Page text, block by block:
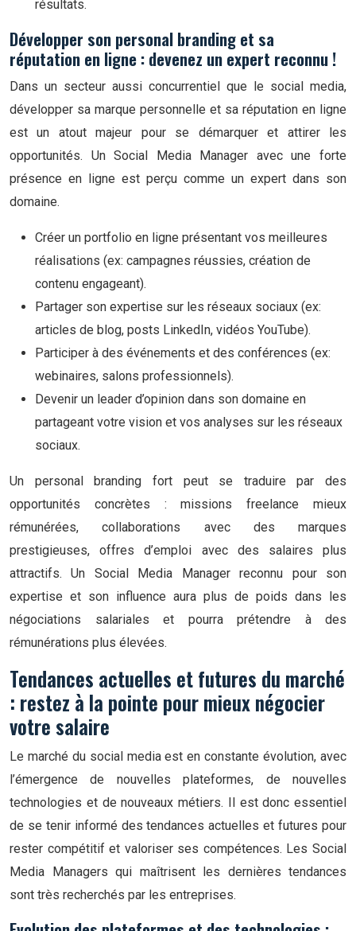
résultats.
Développer son personal branding et sa
réputation en ligne : devenez un expert reconnu !
Dans un secteur aussi concurrentiel que le social media,
développer sa marque personnelle et sa réputation en ligne
est un atout majeur pour se démarquer et attirer les
opportunités. Un Social Media Manager avec une forte
présence en ligne est perçu comme un expert dans son
domaine.
Créer un portfolio en ligne présentant vos meilleures
réalisations (ex: campagnes réussies, création de
contenu engageant).
Partager son expertise sur les réseaux sociaux (ex:
articles de blog, posts LinkedIn, vidéos YouTube).
Participer à des événements et des conférences (ex:
webinaires, salons professionnels).
Devenir un leader d’opinion dans son domaine en
partageant votre vision et vos analyses sur les réseaux
sociaux.
Un personal branding fort peut se traduire par des
opportunités concrètes : missions freelance mieux
rémunérées, collaborations avec des marques
prestigieuses, offres d’emploi avec des salaires plus
attractifs. Un Social Media Manager reconnu pour son
expertise et son influence aura plus de poids dans les
négociations salariales et pourra prétendre à des
rémunérations plus élevées.
Tendances actuelles et futures du marché
: restez à la pointe pour mieux négocier
votre salaire
Le marché du social media est en constante évolution, avec
l’émergence de nouvelles plateformes, de nouvelles
technologies et de nouveaux métiers. Il est donc essentiel
de se tenir informé des tendances actuelles et futures pour
rester compétitif et valoriser ses compétences. Les Social
Media Managers qui maîtrisent les dernières tendances
sont très recherchés par les entreprises.